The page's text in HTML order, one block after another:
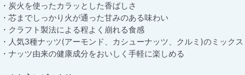
・炭火を使ったカラッとした香ばしさ
・芯までしっかり火が通った甘みのある味わい
・クラフト製法による程よく崩れる食感
・人気3種ナッツ(アーモンド、カシューナッツ、クルミ)のミックス
・ナッツ由来の健康成分をおいしく手軽に楽しめる